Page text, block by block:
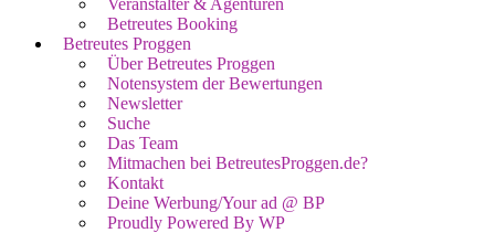
Veranstalter & Agenturen
Betreutes Booking
Betreutes Proggen
Über Betreutes Proggen
Notensystem der Bewertungen
Newsletter
Suche
Das Team
Mitmachen bei BetreutesProggen.de?
Kontakt
Deine Werbung/Your ad @ BP
Proudly Powered By WP